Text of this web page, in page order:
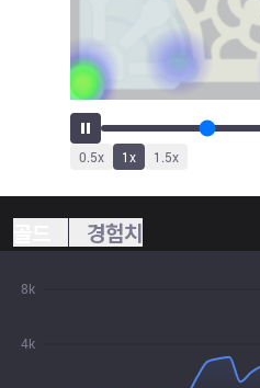
0.5x 1x 1.5x
경험치
4k
8k